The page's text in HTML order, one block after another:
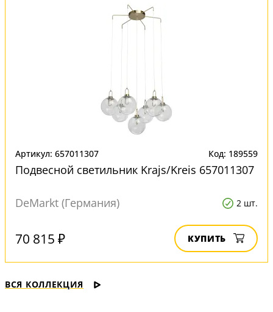
Артикул: 657011307 Код: 189559
Подвесной светильник Krajs/Kreis 657011307
DeMarkt (Германия) 2 шт.
70 815 ₽ КУПИТЬ
ВСЯ КОЛЛЕКЦИЯ